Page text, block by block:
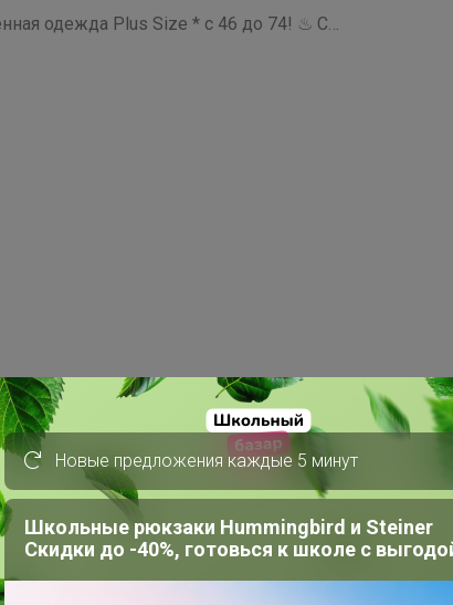
СП59 МОДРЕСС * Модная и качественная одежда Plus Size * c 46 до 74! ♨ Суперсейл до 70%!
с поясом. Рукава спущенные. Капюшон
Застегивается пальто на петли и
ткани с водоотталкивающей
Новые предложения каждые 5 минут
Школьные рюкзаки Hummingbird и Steiner
Скидки до -40%, готовься к школе с